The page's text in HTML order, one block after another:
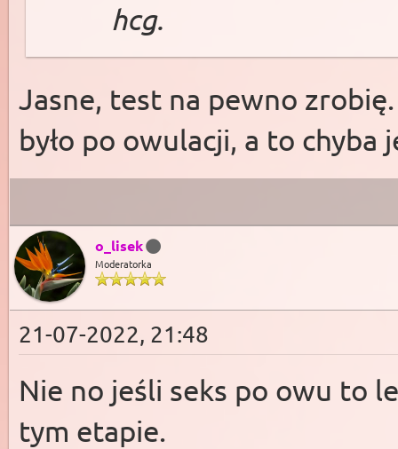
hcg.
Jasne, test na pewno
było po owulacji, a to chyba
o_lisek
Moderatorka
21-07-2022, 21:48
Nie no jeśli seks po owu to
tym etapie.